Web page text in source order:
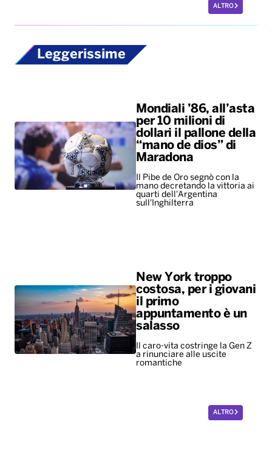
ALTRO
Leggerissime
Mondiali ’86, all’asta
per 10 milioni di
dollari il pallone della
“mano de dios” di
Maradona
Il Pibe de Oro segnò con la
mano decretando la vittoria ai
quarti dell'Argentina
sull'Inghilterra
New York troppo
costosa, per i giovani
il primo
appuntamento è un
salasso
Il caro-vita costringe la Gen Z
a rinunciare alle uscite
romantiche
ALTRO